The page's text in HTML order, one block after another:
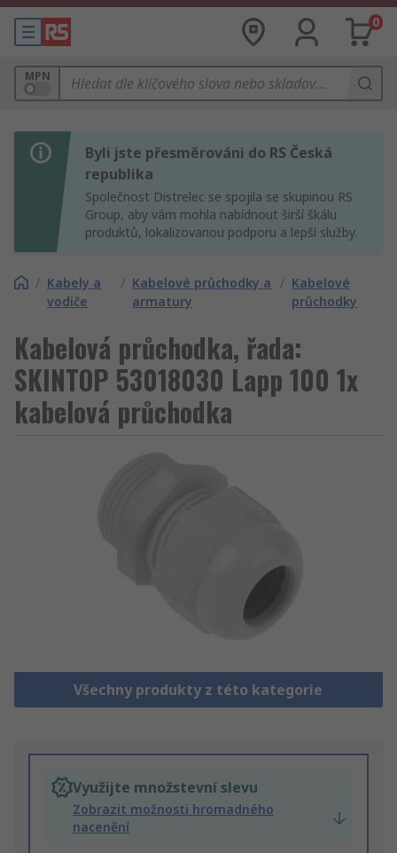
0
MPN
Byli jste přesměrováni do RS Česká
republika
Společnost Distrelec se spojila se skupinou RS
Group, aby vám mohla nabídnout širší škálu
produktů, lokalizovanou podporu a lepší služby.
/ Kabely a
vodiče
/ Kabelové průchodky a
armatury
/ Kabelové
průchodky
Kabelová průchodka, řada:
SKINTOP 53018030 Lapp 100 1x
kabelová průchodka
Všechny produkty z této kategorie
Využijte množstevní slevu
Zobrazit možnosti hromadného
nacenění